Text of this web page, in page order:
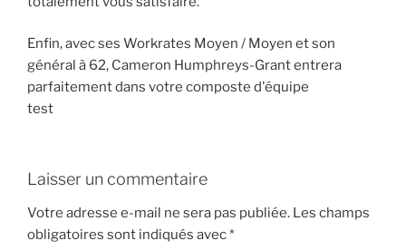
Enfin, avec ses Workrates Moyen / Moyen et son
général à 62, Cameron Humphreys-Grant entrera
parfaitement dans votre composte d'équipe
test
Laisser un commentaire
Votre adresse e-mail ne sera pas publiée. Les champs
obligatoires sont indiqués avec*